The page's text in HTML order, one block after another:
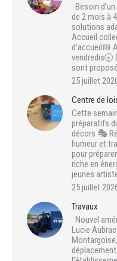
Besoin
de 2 mois à
solutions
Accueil
d’accueil📅
vendredis🕣
sont
25 juillet
Centre de
Cette
préparatifs
décors 🎭
humeur et
pour
riche en
jeunes
25 juillet
Travaux
Nouvel
Lucie